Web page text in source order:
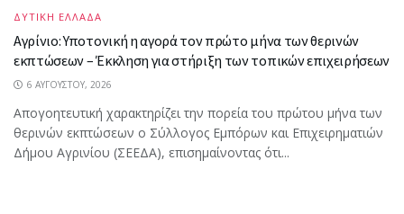
ΔΥΤΙΚΗ ΕΛΛΑΔΑ
Αγρίνιο: Υποτονική η αγορά τον πρώτο μήνα των θερινών
εκπτώσεων – Έκκληση για στήριξη των τοπικών επιχειρήσεων
6 ΑΥΓΟΎΣΤΟΥ, 2026
Απογοητευτική χαρακτηρίζει την πορεία του πρώτου μήνα των
θερινών εκπτώσεων ο Σύλλογος Εμπόρων και Επιχειρηματιών
Δήμου Αγρινίου (ΣΕΕΔΑ), επισημαίνοντας ότι...